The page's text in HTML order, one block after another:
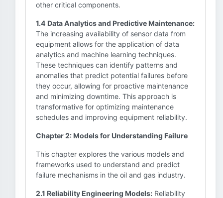
other critical components.
1.4 Data Analytics and Predictive Maintenance:
The increasing availability of sensor data from
equipment allows for the application of data
analytics and machine learning techniques.
These techniques can identify patterns and
anomalies that predict potential failures before
they occur, allowing for proactive maintenance
and minimizing downtime. This approach is
transformative for optimizing maintenance
schedules and improving equipment reliability.
Chapter 2: Models for Understanding Failure
This chapter explores the various models and
frameworks used to understand and predict
failure mechanisms in the oil and gas industry.
2.1 Reliability Engineering Models: Reliability